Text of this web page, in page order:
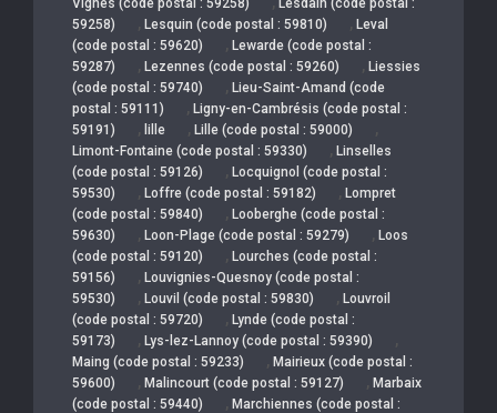
59258)
, Lesquin (code postal : 59810) , Leval
(code postal : 59620)
, Lewarde (code postal :
59287)
, Lezennes (code postal : 59260) , Liessies
(code postal : 59740)
, Lieu-Saint-Amand (code
postal : 59111)
, Ligny-en-Cambrésis (code postal :
59191)
, lille , Lille (code postal : 59000) ,
Limont-Fontaine (code postal : 59330) , Linselles
(code postal : 59126)
, Locquignol (code postal :
59530)
, Loffre (code postal : 59182) , Lompret
(code postal : 59840)
, Looberghe (code postal :
59630)
, Loon-Plage (code postal : 59279) , Loos
(code postal : 59120)
, Lourches (code postal :
59156)
, Louvignies-Quesnoy (code postal :
59530)
, Louvil (code postal : 59830) , Louvroil
(code postal : 59720)
, Lynde (code postal :
59173)
, Lys-lez-Lannoy (code postal : 59390) ,
Maing (code postal : 59233) , Mairieux (code postal :
59600)
, Malincourt (code postal : 59127) , Marbaix
(code postal : 59440)
, Marchiennes (code postal :